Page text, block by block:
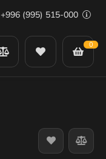
+996 (995) 515-000
0